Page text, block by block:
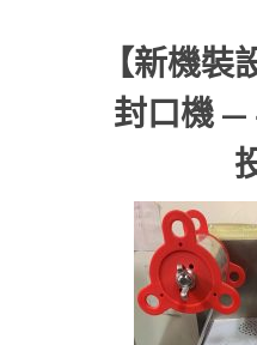
【新機
封口機 —